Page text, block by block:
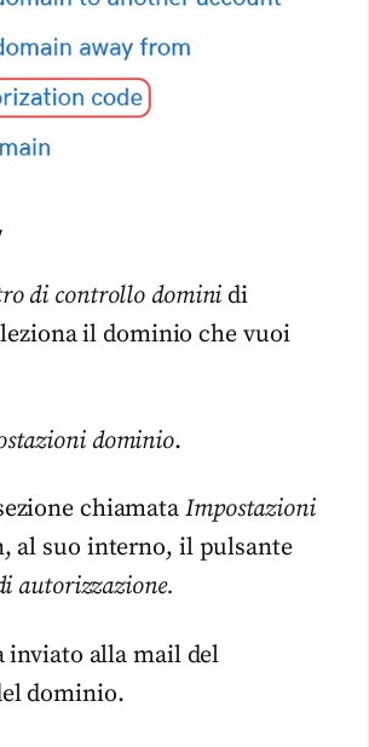
di controllo domini di
il dominio che vuoi
dominio.
chiamata Impostazioni
al suo interno, il pulsante
autorizzazione.
inviato alla mail del
dominio.